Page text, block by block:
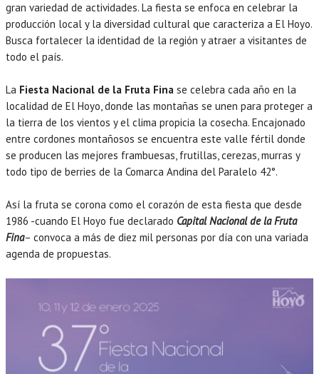
gran variedad de actividades. La fiesta se enfoca en celebrar la
producción local y la diversidad cultural que caracteriza a El Hoyo.
Busca fortalecer la identidad de la región y atraer a visitantes de
todo el país.
La Fiesta Nacional de la Fruta Fina se celebra cada año en la
localidad de El Hoyo, donde las montañas se unen para proteger a
la tierra de los vientos y el clima propicia la cosecha. Encajonado
entre cordones montañosos se encuentra este valle fértil donde
se producen las mejores frambuesas, frutillas, cerezas, murras y
todo tipo de berries de la Comarca Andina del Paralelo 42°.
Así la fruta se corona como el corazón de esta fiesta que desde
1986 -cuando El Hoyo fue declarado Capital Nacional de la Fruta
Fina– convoca a más de diez mil personas por día con una variada
agenda de propuestas.